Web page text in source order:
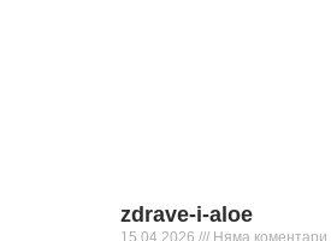
zdrave-i-aloe
15.04.2026 Няма коментари